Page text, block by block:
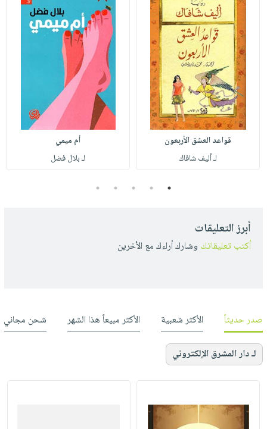
قواعد العشق الأربعون
لـ أليف شافاك
أم ميمي
لـ بلال فضل
1
2
3
4
5
أبرز التعليقات
أكتب تعليقاتك وشارك أراءك مع الأخرين
صدر حديثاً الأكثر شعبية الأكثر مبيعاً هذا الشهر شحن مجاني
لـ دار المشرق الإلكتروني